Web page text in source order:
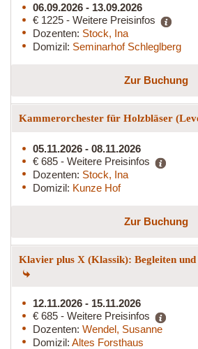
06.09.2026 - 13.09.2026
€ 1225 - Weitere Preisinfos
Dozenten: Stock, Ina
Domizil: Seminarhof Schleglberg
Zur Buchung
Kammerorchester für Holzbläser
05.11.2026 - 08.11.2026
€ 685 - Weitere Preisinfos
Dozenten: Stock, Ina
Domizil: Kunze Hof
Zur Buchung
Klavier plus X (Klassik): Begleiten und
12.11.2026 - 15.11.2026
€ 685 - Weitere Preisinfos
Dozenten: Wendel, Susanne
Domizil: Altes Forsthaus